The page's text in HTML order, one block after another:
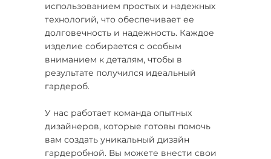
использованием простых и надежных
технологий, что обеспечивает ее
долговечность и надежность. Каждое
изделие собирается с особым
вниманием к деталям, чтобы в
результате получился идеальный
гардероб.
У нас работает команда опытных
дизайнеров, которые готовы помочь
вам создать уникальный дизайн
гардеробной. Вы можете внести свои